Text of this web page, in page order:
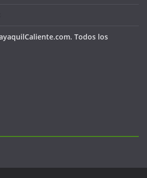
Todos los